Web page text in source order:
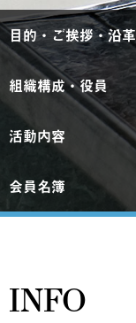
目的・ご挨拶・沿革
組織構成・役員
活動内容
会員名簿
INFO